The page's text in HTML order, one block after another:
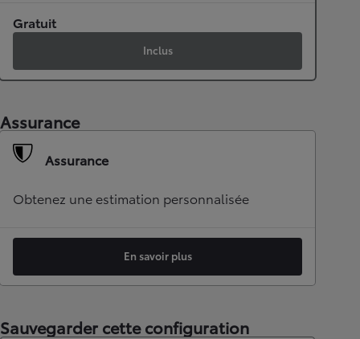
Gratuit
Inclus
Assurance
Assurance
Obtenez une estimation personnalisée
En savoir plus
Sauvegarder cette configuration